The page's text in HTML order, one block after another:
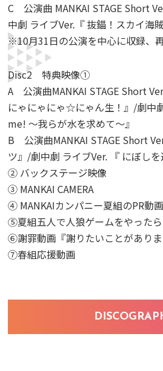
C 公演曲 MANKAI STAGE Short
中劇 ライブVer.『 抜錨！スカイ海賊
※10月31日の公演を中心に収録、再
Disc2 特典映像①
A 公演曲MANKAI STAGE Short
にゃにゃにゃ☆にゃん生！』/劇中
me! ～我らが水を求めて～』
B 公演曲MANKAI STAGE Short
ツ』/劇中劇 ライブVer. 『 にぼしを
② バックステージ映像
③ MANKAI CAMERA
④ MANKAIカンパニー夏組のPR動画
⑤夏組五人で人狼ゲームをやった
⑥謝罪動画『謝りたいことがありま
⑦春組応援動画